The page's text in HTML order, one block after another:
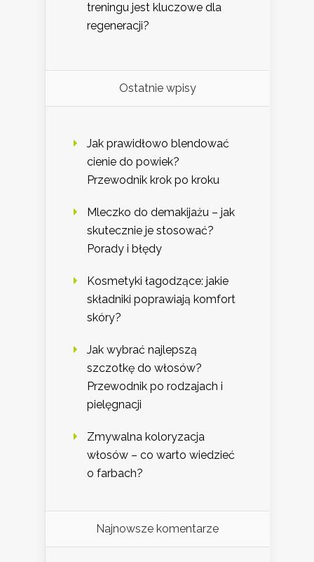
treningu jest kluczowe dla
regeneracji?
Ostatnie wpisy
Jak prawidłowo blendować
cienie do powiek?
Przewodnik krok po kroku
Mleczko do demakijażu – jak
skutecznie je stosować?
Porady i błędy
Kosmetyki łagodzące: jakie
składniki poprawiają komfort
skóry?
Jak wybrać najlepszą
szczotkę do włosów?
Przewodnik po rodzajach i
pielęgnacji
Zmywalna koloryzacja
włosów – co warto wiedzieć
o farbach?
Najnowsze komentarze